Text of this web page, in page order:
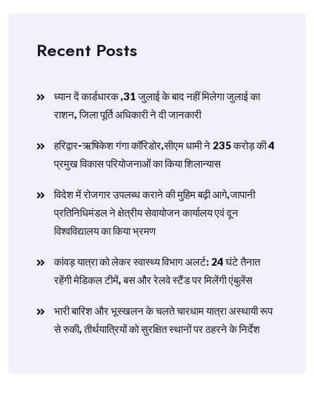
Recent Posts
ध्यान दें कार्डधारक ,31 जुलाई के बाद नहीं मिलेगा जुलाई का
राशन, जिला पूर्ति अधिकारी ने दी जानकारी
हरिद्वार-ऋषिकेश गंगा कॉरिडोर,सीएम धामी ने 235 करोड़ की 4
प्रमुख विकास परियोजनाओं का किया शिलान्यास
विदेश में रोजगार उपलब्ध कराने की मुहिम बढ़ी आगे,जापानी
प्रतिनिधिमंडल ने क्षेत्रीय सेवायोजन कार्यालय एवं दून
विश्वविद्यालय का किया भ्रमण
​कांवड़ यात्रा को लेकर स्वास्थ्य विभाग अलर्ट: 24 घंटे तैनात
रहेंगी मेडिकल टीमें, बस और रेलवे स्टैंड पर मिलेंगी एंबुलेंस
​भारी बारिश और भूस्खलन के चलते चारधाम यात्रा अस्थायी रूप
से रुकी, तीर्थयात्रियों को सुरक्षित स्थानों पर ठहरने के निर्देश